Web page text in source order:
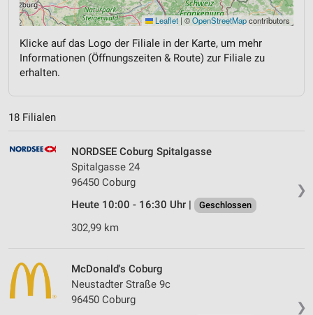
Leaflet |©OpenStreetMapcontributors
Klicke auf das Logo der Filiale in der Karte, um mehr
Informationen (Öffnungszeiten & Route) zur Filiale zu
erhalten.
18 Filialen
❯
NORDSEE Coburg Spitalgasse
Spitalgasse 24
96450 Coburg
Heute 10:00 - 16:30 Uhr |
Geschlossen
302,99 km
❯
McDonald's Coburg
Neustadter Straße 9c
96450 Coburg